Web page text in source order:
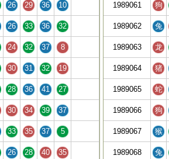
26 29 36 10
26 33 36 32
24 32 37 8
30 31 32 19
28 36 41 27
30 34 39 37
33 35 37 5
26 28 40 35
1989061 狗
1989062 兔
1989063 龙
1989064 猪
1989065 蛇
1989066 狗
1989067 猴
1989068 兔